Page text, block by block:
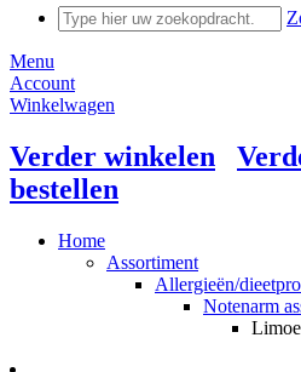
Menu
Account
Winkelwagen
Verder winkelen
bestellen
Home
Assortiment
Allergieën/
Notenarm